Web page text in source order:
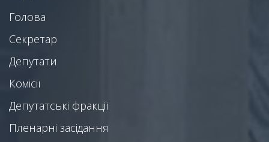
Голова
Секретар
Депутати
Комісії
Депутатські фракції
Пленарні засідання